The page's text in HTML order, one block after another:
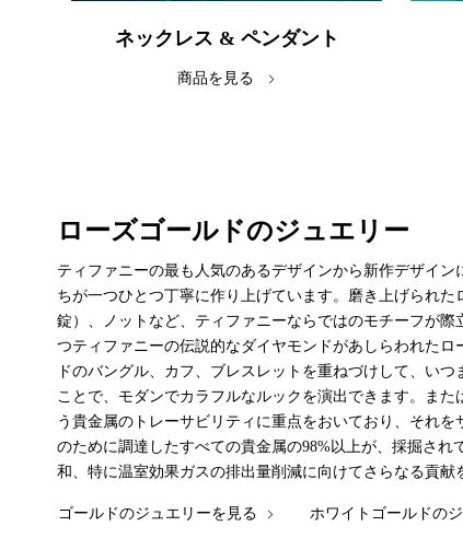
ネックレス & ペンダント
商品を見る
ローズゴールドのジュエリー
ティファニーの最も人気のあるデザインから新作デザイ
ちが一つひとつ丁寧に作り上げています。磨き上げられ
錠）、ノットなど、ティファニーならではのモチーフが
つティファニーの伝説的なダイヤモンドがあしらわれた
ドのバングル、カフ、ブレスレットを重ねづけして、い
ことで、モダンでカラフルなルックを演出できます。ま
う貴金属のトレーサビリティに重点をおいており、それ
のために調達したすべての貴金属の98%以上が、採掘さ
和、特に温室効果ガスの排出量削減に向けてさらなる貢献
ゴールドのジュエリーを見る ホワイトゴールドの